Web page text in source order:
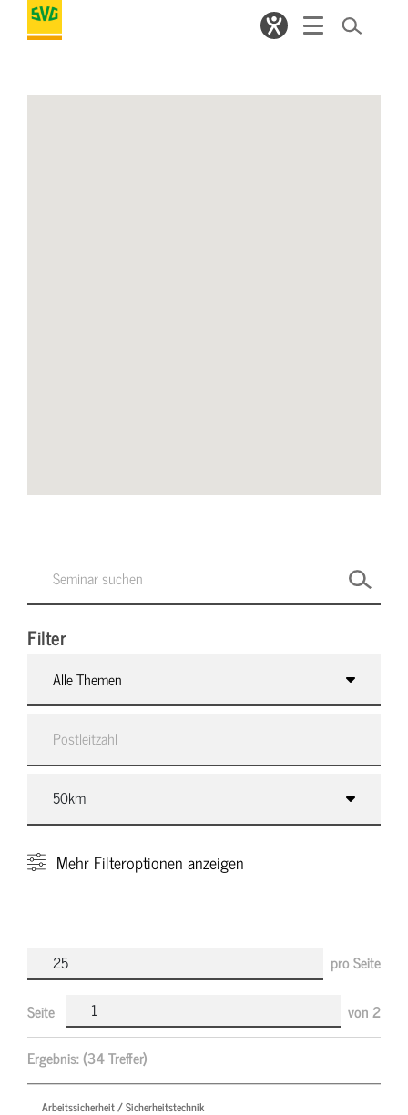
Filter
Alle Themen
Mehr Filteroptionen anzeigen
pro Seite
Seite von2
Ergebnis:(34 Treffer)
Arbeitssicherheit / Sicherheitstechnik